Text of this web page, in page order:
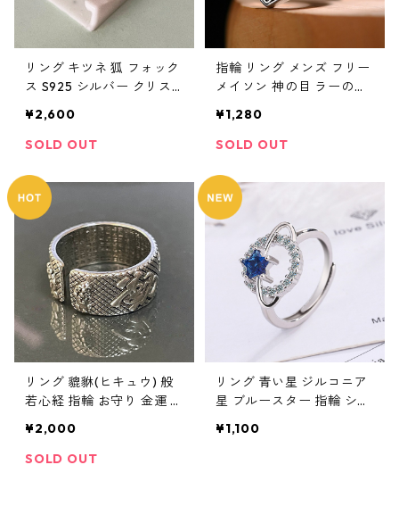
リング キツネ 狐 フォック
ス S925 シルバー クリス
ングシルバー レディース
アクセサリー
¥2,600
SOLD OUT
指輪 リング メンズ フリー
メイソン 神の目 ラーの目
秘密結社 都市伝説 ラッキ
ーアイテム 幸運 アクセサ
¥1,280
SOLD OUT
リング 貔貅(ヒキュウ) 般
若心経 指輪 お守り 金運 財
ブル 幸運 ギャンブラー メ
ンズ ユニセックス アクセ
¥2,000
SOLD OUT
リング 青い星 ジルコニア
星 ブルースター 指輪 シル
¥1,100